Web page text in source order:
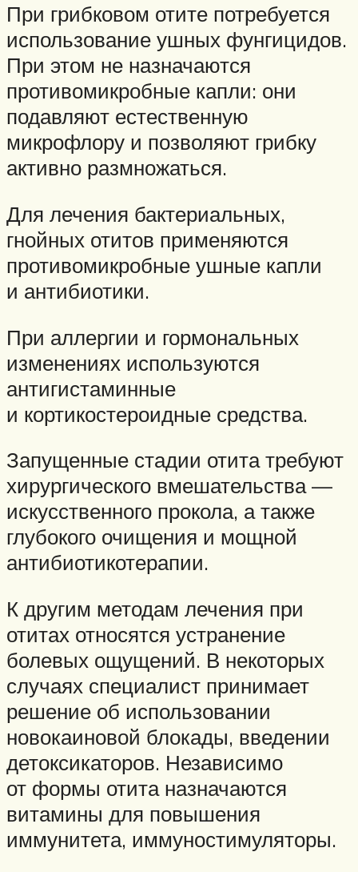
При грибковом отите потребуется
использование ушных фунгицидов.
При этом не назначаются
противомикробные капли: они
подавляют естественную
микрофлору и позволяют грибку
активно размножаться.
Для лечения бактериальных,
гнойных отитов применяются
противомикробные ушные капли
и антибиотики.
При аллергии и гормональных
изменениях используются
антигистаминные
и кортикостероидные средства.
Запущенные стадии отита требуют
хирургического вмешательства —
искусственного прокола, а также
глубокого очищения и мощной
антибиотикотерапии.
К другим методам лечения при
отитах относятся устранение
болевых ощущений. В некоторых
случаях специалист принимает
решение об использовании
новокаиновой блокады, введении
детоксикаторов. Независимо
от формы отита назначаются
витамины для повышения
иммунитета, иммуностимуляторы.